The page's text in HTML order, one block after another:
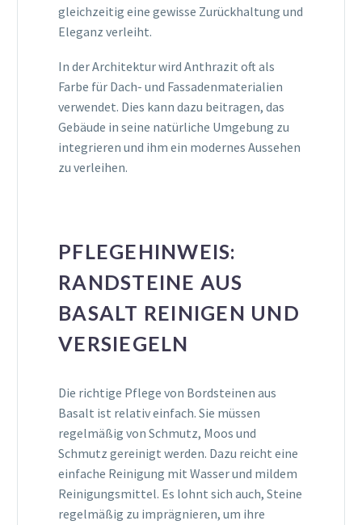
gleichzeitig eine gewisse Zurückhaltung und
Eleganz verleiht.
In der Architektur wird Anthrazit oft als
Farbe für Dach- und Fassadenmaterialien
verwendet. Dies kann dazu beitragen, das
Gebäude in seine natürliche Umgebung zu
integrieren und ihm ein modernes Aussehen
zu verleihen.
PFLEGEHINWEIS:
RANDSTEINE AUS
BASALT REINIGEN UND
VERSIEGELN
Die richtige Pflege von Bordsteinen aus
Basalt ist relativ einfach. Sie müssen
regelmäßig von Schmutz, Moos und
Schmutz gereinigt werden. Dazu reicht eine
einfache Reinigung mit Wasser und mildem
Reinigungsmittel. Es lohnt sich auch, Steine
​​regelmäßig zu imprägnieren, um ihre